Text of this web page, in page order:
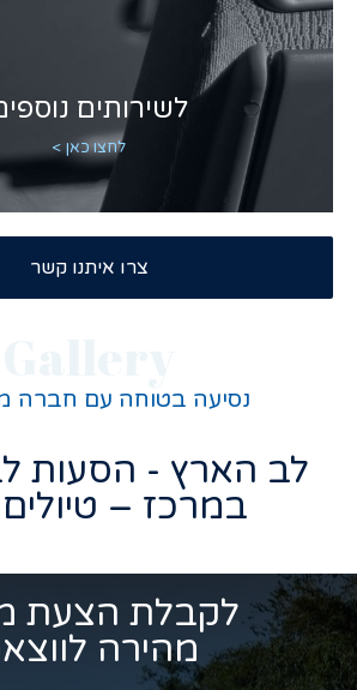
לשירותים
לחצו כאן >
צרו איתנו קשר
נסיעה בטוחה עם חברה
לב הארץ - הסעות
במרכז – טיולים
לקבלת הצעת
מהירה